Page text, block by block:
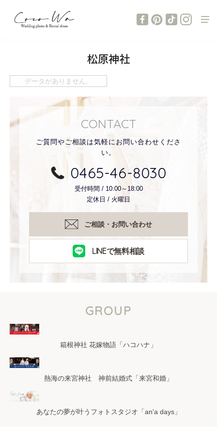
松原神社
データがありません。
CONTACT
ご質問やご相談は気軽にお問い合わせくださ
い。
0465-46-8030
受付時間 / 10:00～18:00
定休日 / 火曜日
ご相談・お問い合わせ
LINEで無料相談
GROUP
箱根神社 花嫁物語「ハコハナ」
熱海の来宮神社 神前結婚式「来宮和婚」
あなたの夢が叶うフォトスタジオ「an'a days」